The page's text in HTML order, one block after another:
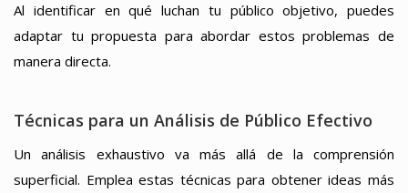
Al identificar en qué luchan tu público objetivo, puedes
adaptar tu propuesta para abordar estos problemas de
manera directa.
Técnicas para un Análisis de Público Efectivo
Un análisis exhaustivo va más allá de la comprensión
superficial. Emplea estas técnicas para obtener ideas más